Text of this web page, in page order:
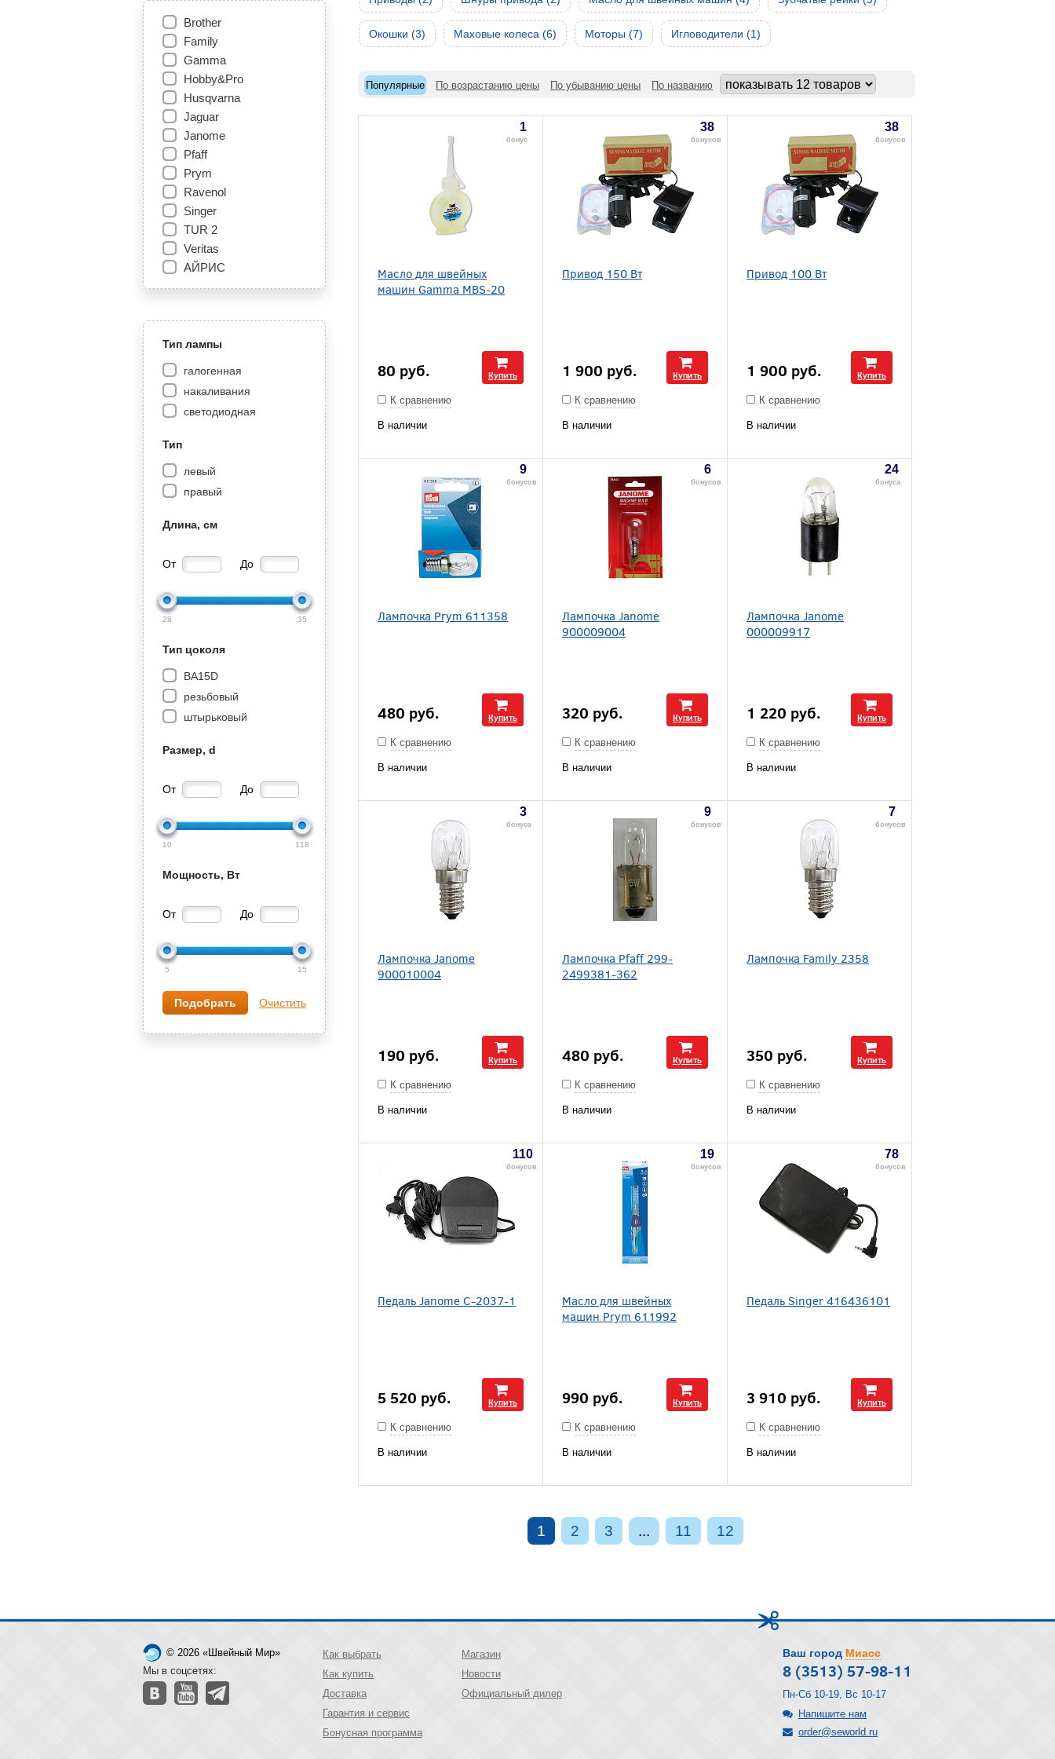
Brother
Family
Gamma
Hobby&Pro
Husqvarna
Jaguar
Janome
Pfaff
Prym
Ravenol
Singer
TUR 2
Veritas
АЙРИС
Тип лампы
галогенная
накаливания
светодиодная
Тип
левый
правый
Длина, см
От До
28 35
Тип цоколя
BA15D
резьбовый
штырьковый
Размер, d
От До
10 118
Мощность, Вт
От До
5 15
Очистить
Окошки (3) Маховые колеса (6) Моторы (7) Игловодители (1)
Популярные По возрастанию цены По убыванию цены По названию
1
бонус
Масло для швейных
машин Gamma MBS-20
80 руб. Купить
К сравнению
В наличии
38
бонусов
Привод 150 Вт
1 900 руб. Купить
К сравнению
В наличии
38
бонусов
Привод 100 Вт
1 900 руб. Купить
К сравнению
В наличии
9
бонусов
Лампочка Prym 611358
480 руб. Купить
К сравнению
В наличии
6
бонусов
Лампочка Janome
900009004
320 руб. Купить
К сравнению
В наличии
24
бонуса
Лампочка Janome
000009917
1 220 руб. Купить
К сравнению
В наличии
3
бонуса
Лампочка Janome
900010004
190 руб. Купить
К сравнению
В наличии
9
бонусов
Лампочка Pfaff 299-
2499381-362
480 руб. Купить
К сравнению
В наличии
7
бонусов
Лампочка Family 2358
350 руб. Купить
К сравнению
В наличии
110
бонусов
Педаль Janome С-2037-1
5 520 руб. Купить
К сравнению
В наличии
19
бонусов
Масло для швейных
машин Prym 611992
990 руб. Купить
К сравнению
В наличии
78
бонусов
Педаль Singer 416436101
3 910 руб. Купить
К сравнению
В наличии
1 2 3 ... 11 12
© 2026 «Швейный Мир»
Мы в соцсетях:
Как выбрать
Как купить
Доставка
Гарантия и сервис
Бонусная программа
Магазин
Новости
Официальный дилер
Ваш город Миасс
8 (3513) 57-98-11
Пн-Сб 10-19, Вс 10-17
Напишите нам
order@seworld.ru